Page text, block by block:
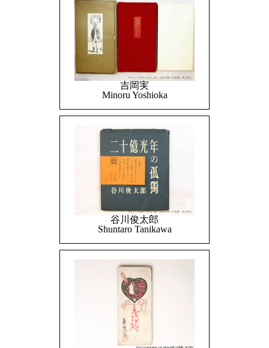
吉岡実
Minoru Yoshioka
谷川俊太郎
Shuntaro Tanikawa